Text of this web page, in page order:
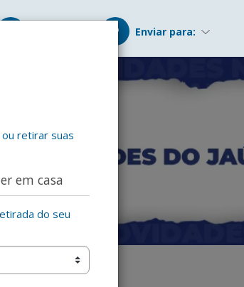
Enviar para:
retirar suas
em casa
do seu